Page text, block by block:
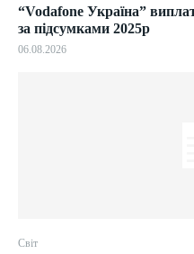
“Vodafone Україна”
за підсумками 2025р
06.08.2026
Світ